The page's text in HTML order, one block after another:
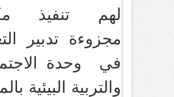
لهم تنفيذ
مجزوءة تدبير
في وحدة
والتربية البيئية